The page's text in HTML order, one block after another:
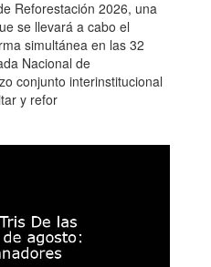
Reforestación 2026, una
se llevará a cabo el
simultánea en las 32
Nacional de
conjunto interinstitucional
y refor